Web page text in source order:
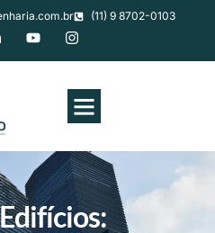
(11) 9 8702-0103